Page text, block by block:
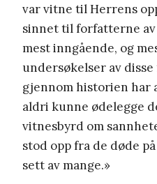
var vitne til Herrens
sinnet til forfatterne
mest inngående, og
undersøkelser av
gjennom historien har
aldri kunne ødelegge
vitnesbyrd om
stod opp fra de døde
sett av mange.»